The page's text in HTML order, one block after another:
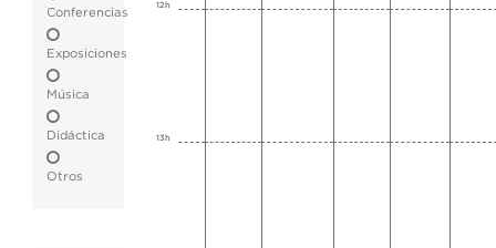
Conferencias
Exposiciones
Música
Didáctica
Otros
12h
13h